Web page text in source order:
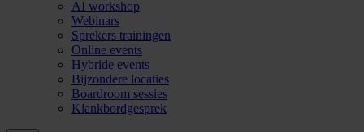
AI workshop
Webinars
Sprekers trainingen
Online events
Hybride events
Bijzondere locaties
Boardroom sessies
Klankbordgesprek